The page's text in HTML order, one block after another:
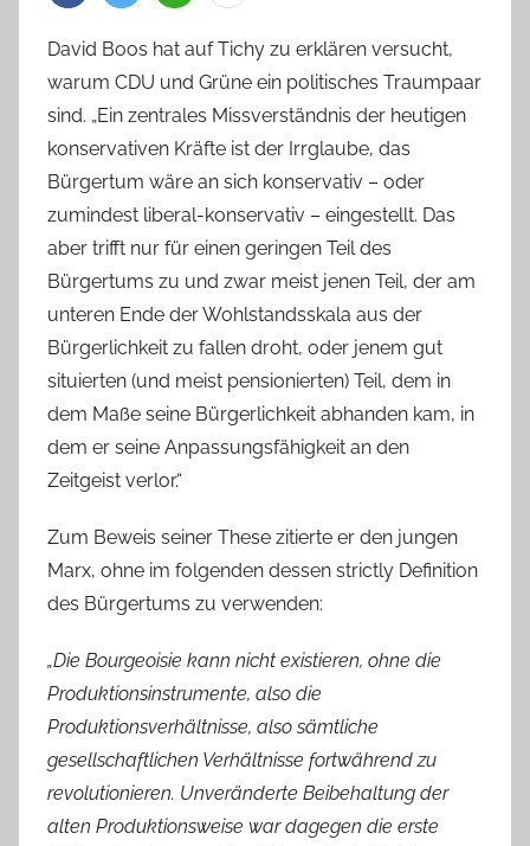
David Boos hat auf Tichy zu erklären versucht,
warum CDU und Grüne ein politisches Traumpaar
sind. „Ein zentrales Missverständnis der heutigen
konservativen Kräfte ist der Irrglaube, das
Bürgertum wäre an sich konservativ – oder
zumindest liberal-konservativ – eingestellt. Das
aber trifft nur für einen geringen Teil des
Bürgertums zu und zwar meist jenen Teil, der am
unteren Ende der Wohlstandsskala aus der
Bürgerlichkeit zu fallen droht, oder jenem gut
situierten (und meist pensionierten) Teil, dem in
dem Maße seine Bürgerlichkeit abhanden kam, in
dem er seine Anpassungsfähigkeit an den
Zeitgeist verlor.“
Zum Beweis seiner These zitierte er den jungen
Marx, ohne im folgenden dessen strictly Definition
des Bürgertums zu verwenden:
„Die Bourgeoisie kann nicht existieren, ohne die
Produktionsinstrumente, also die
Produktionsverhältnisse, also sämtliche
gesellschaftlichen Verhältnisse fortwährend zu
revolutionieren. Unveränderte Beibehaltung der
alten Produktionsweise war dagegen die erste